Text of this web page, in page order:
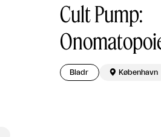
Cult Pump:
Bladr  København